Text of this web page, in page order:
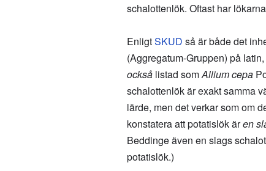
schalottenlök. Oftast har
EnligtSKUD så är både det
(Aggregatum-Gruppen) på
också listad somAllium cepa
schalottenlök är exakt samma
lärde, men det verkar som om
konstatera att potatislök ären
Beddinge även en slags
potatislök.)